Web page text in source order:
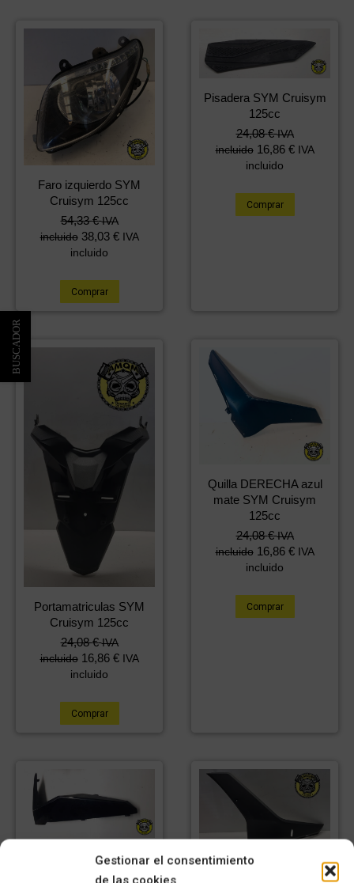
Gestionar el consentimiento
Faro izquierdo SYM
Cruisym 125cc
54,33€ IVA
incluido 38,03 € IVA
incluido
Comprar
Pisadera SYM Cruisym
125cc
24,08€ IVA
incluido 16,86 € IVA
incluido
Comprar
Portamatriculas SYM
Cruisym 125cc
24,08€ IVA
incluido 16,86 € IVA
incluido
Comprar
Quilla DERECHA azul
mate SYM Cruisym
125cc
24,08€ IVA
incluido 16,86 € IVA
incluido
Comprar
Quilla izquierda SYM
Cruisym 125cc